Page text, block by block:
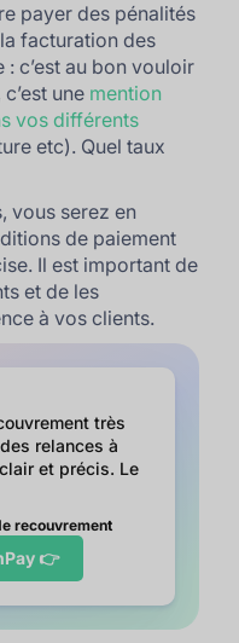
payer des pénalités
facturation des
: c’est au bon vouloir
une mention
vos différents
etc). Quel taux
vous serez en
de paiement
Il est important de
et de les
à vos clients.
très
relances à
et précis. Le
recouvrement
👉